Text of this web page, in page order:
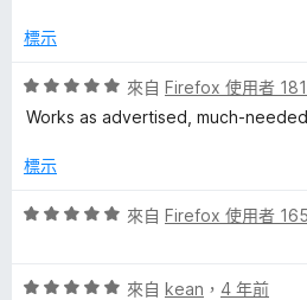
分
分
分
滿
分
分
標示
評
價
分
滿
分
來自 Firefox 使用者
Works as advertised, much-
標示
評
分
來自 Firefox 使用者
評
來自 kean ， 4 年前